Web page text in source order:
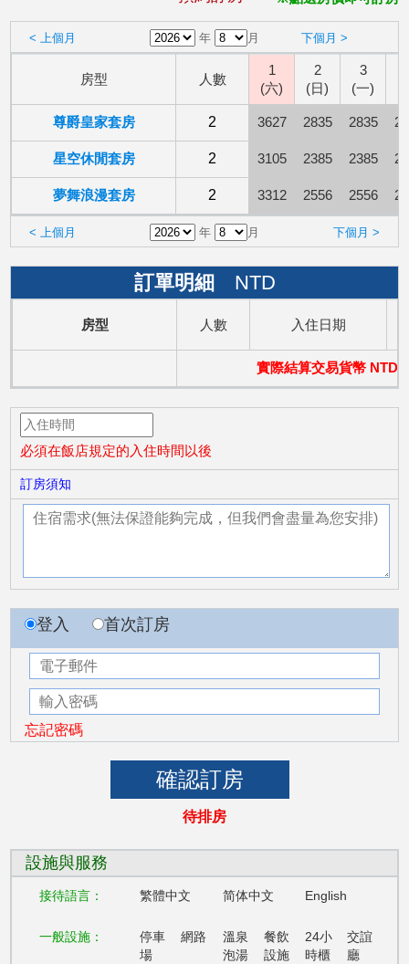
< 上個月 年 月 下個月 >
房型 人數
1
(六)
2
(日)
3
(一)
尊爵皇家套房 2 3627 2835 2835
星空休閒套房 2 3105 2385 2385
夢舞浪漫套房 2 3312 2556 2556
< 上個月 年 月 下個月 >
訂單明細 NTD
房型 人數 入住日期
實際結算交易貨幣 NTD
必須在飯店規定的入住時間以後
訂房須知
登入 首次訂房
忘記密碼
待排房
設施與服務
接待語言： 繁體中文 简体中文 English
一般設施：
停車
場
網路
溫泉
泡湯
餐飲
設施
24小
時櫃
交誼
廳